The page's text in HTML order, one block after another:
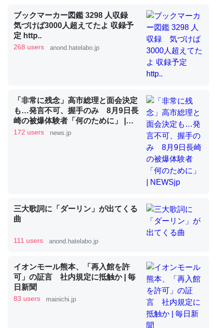
くらい。小説でいう「ずっと前の伏線」は回収されないけ
ど、短期記憶というには多い分量。進化すればするほど分
かりやすく強くなりそう
─GPTの仕組みと限界についての考察（１） - conceptualization
昆虫ってカルシウム少ないのか。知らんかった。調べたら
コオロギのカルシウム分はエビの600分の1程度。
─ニュース :: 【研究発表】昆虫学の大問題＝「昆虫はなぜ海にいな
論文では「淡水はカルシウムも酸素も不足してて両方に不
利だから両方が拮抗してるのでは」とあって面白い。海に
いる鋏角類（カブトガニ・ウミグモ）はカルシウムを使わ
─ニュース :: 【研究発表】昆虫学の大問題＝「昆虫はなぜ海にいな
いのか」に関する新仮説
ブックマーカー図鑑 3298 人収録
気づけば3000人超えてたよ 収録予
定 http..
268 users anond.hatelabo.jp
「非常に残念」高市総理と面会決定
も…発言不可、握手のみ 8月9日長
崎の被爆体験者「何のために」 |
NEWSjp
172 users news.jp
三大歌詞に「ダーリン」が出てくる
曲
111 users anond.hatelabo.jp
イオンモール熊本、「再入館を許
可」の証言 社内規定に抵触か | 毎
日新聞
83 users mainichi.jp